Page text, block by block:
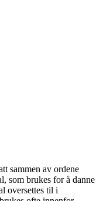
sammen av ordene
som brukes for å danne
oversettes til i